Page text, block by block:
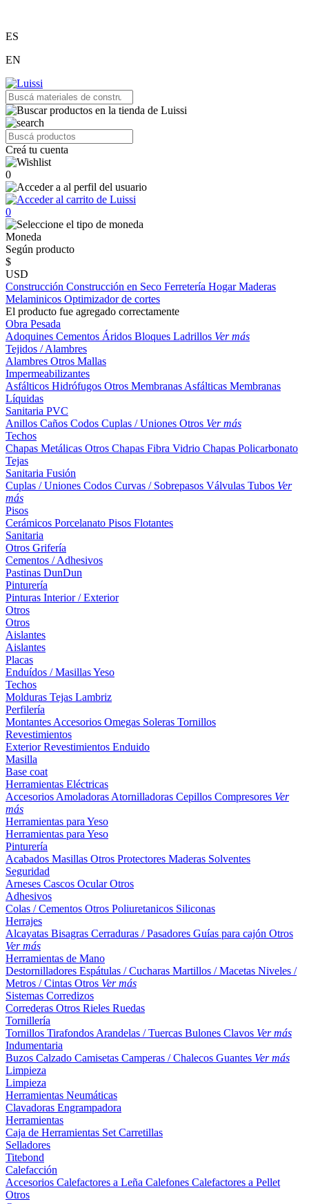
ES
EN
Creá tu cuenta
0
0
Moneda
Según producto
$
USD
Construcción Construcción en Seco Ferretería HogarMaderas
Melaminicos Optimizador de cortes
El producto fue agregado correctamente
Obra Pesada
Adoquines Cementos Áridos Bloques Ladrillos Ver más
Tejidos / Alambres
Alambres Otros Mallas
Impermeabilizantes
Asfálticos Hidrófugos Otros Membranas Asfálticas Membranas
Líquidas
Sanitaria PVC
Anillos Caños Codos Cuplas / Uniones Otros Ver más
Techos
Chapas Metálicas Otros Chapas Fibra Vidrio Chapas Policarbonato
Tejas
Sanitaria Fusión
Cuplas / Uniones Codos Curvas / Sobrepasos Válvulas Tubos Ver
más
Pisos
Cerámicos Porcelanato Pisos Flotantes
Sanitaria
Otros Grifería
Cementos / Adhesivos
Pastinas DunDun
Pinturería
Pinturas Interior / Exterior
Otros
Otros
Aislantes
Aislantes
Placas
Enduídos / MasillasYeso
Techos
Molduras Tejas Lambriz
Perfilería
Montantes Accesorios Omegas Soleras Tornillos
Revestimientos
ExteriorRevestimientos Enduido
Masilla
Base coat
Herramientas Eléctricas
Accesorios Amoladoras Atornilladoras Cepillos Compresores Ver
más
Herramientas para Yeso
Herramientas para Yeso
Pinturería
Acabados Masillas Otros Protectores Maderas Solventes
Seguridad
Arneses Cascos OcularOtros
Adhesivos
Colas / Cementos Otros Poliuretanicos Siliconas
Herrajes
Alcayatas Bisagras Cerraduras / Pasadores Guías para cajón Otros
Ver más
Herramientas de Mano
Destornilladores Espátulas / Cucharas Martillos / Macetas Niveles /
Metros / Cintas Otros Ver más
Sistemas Corredizos
Correderas Otros Rieles Ruedas
Tornillería
Tornillos Tirafondos Arandelas / Tuercas Bulones Clavos Ver más
Indumentaria
Buzos Calzado Camisetas Camperas / Chalecos Guantes Ver más
Limpieza
Limpieza
Herramientas Neumáticas
Clavadoras Engrampadora
Herramientas
Caja de Herramientas Set Carretillas
Selladores
Titebond
Calefacción
Accesorios Calefactores a Leña Calefones Calefactores a Pellet
Otros